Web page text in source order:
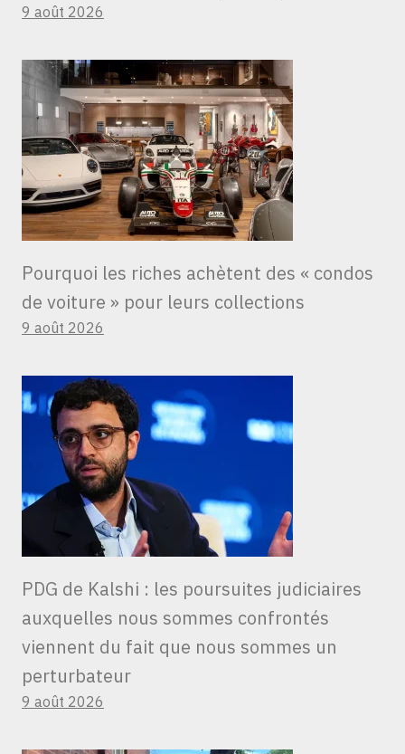
9 août 2026
Pourquoi les riches achètent des « condos
de voiture » ​​pour leurs collections
9 août 2026
PDG de Kalshi : les poursuites judiciaires
auxquelles nous sommes confrontés
viennent du fait que nous sommes un
perturbateur
9 août 2026